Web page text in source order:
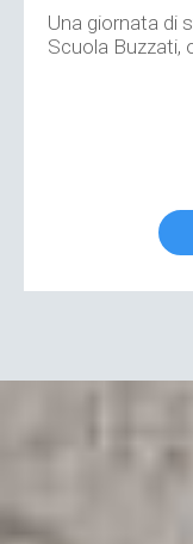
Una giornata di
Scuola Buzzati,